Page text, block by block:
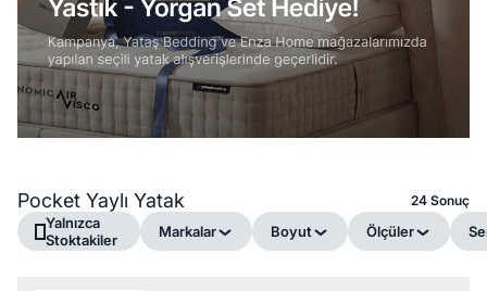
Pocket Yaylı Yatak 24 Sonuç
Yalnızca
Stoktakiler
Markalar Boyut Ölçüler